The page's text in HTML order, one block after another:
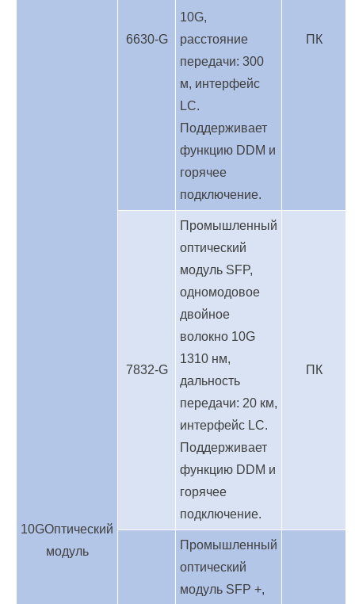
10GОптический
модуль
6630-G
10G,
расстояние
передачи: 300
м, интерфейс
LC.
Поддерживает
функцию DDM и
горячее
подключение.
ПК
7832-G
Промышленный
оптический
модуль SFP,
одномодовое
двойное
волокно 10G
1310 нм,
дальность
передачи: 20 км,
интерфейс LC.
Поддерживает
функцию DDM и
горячее
подключение.
ПК
Промышленный
оптический
модуль SFP +,